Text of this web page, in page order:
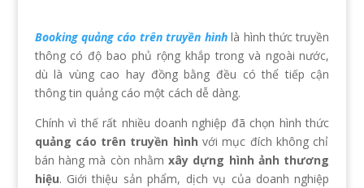
Booking quảng cáo trên truyền hìnhlà hình thức truyền
thông có độ bao phủ rộng khắp trong và ngoài nước,
dù là vùng cao hay đồng bằng đều có thể tiếp cận
thông tin quảng cáo một cách dễ dàng.
Chính vì thế rất nhiều doanh nghiệp đã chọn hình thức
quảng cáo trên truyền hình với mục đích không chỉ
bán hàng mà còn nhằmxây dựng hình ảnh thương
hiệu. Giới thiệu sản phẩm, dịch vụ của doanh nghiệp